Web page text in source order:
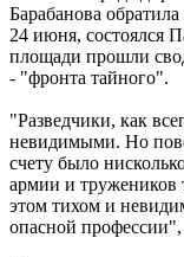
Барабанова
24 июня, состоялся
площади прошли
- "фронта тайного".
"Разведчики, как
невидимыми. Но
счету было
армии и тружеников
этом тихом и
опасной профессии",